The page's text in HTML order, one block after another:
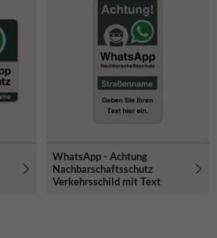
WhatsApp - Achtung
Nachbarschaftsschutz
Verkehrsschild mit Text